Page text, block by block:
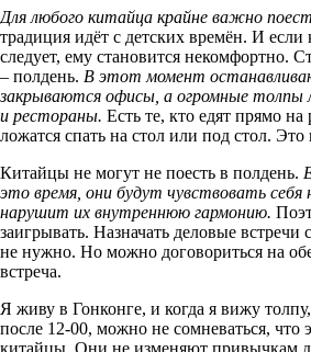
Для любого китайца крайне важно
традиция идёт с детских времён. И если
следует, ему становится некомфортно.
– полдень. В этот момент
закрываются офисы, а огромные
и рестораны. Есть те, кто едят прямо
ложатся спать на стол или под стол. Это
Китайцы не могут не поесть в полдень.
это время, они будут чувствовать
нарушит их внутреннюю гармонию.
заигрывать. Назначать деловые встречи
не нужно. Но можно договориться на
встреча.
Я живу в Гонконге, и когда я вижу
после 12-00, можно не сомневаться, что
китайцы. Они не изменяют привычкам